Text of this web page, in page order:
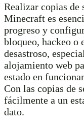
Realizar copias de
Minecraft es
progreso y
bloqueo, hackeo o
desastroso,
alojamiento web
estado en
Con las copias de
fácilmente a un
dato.